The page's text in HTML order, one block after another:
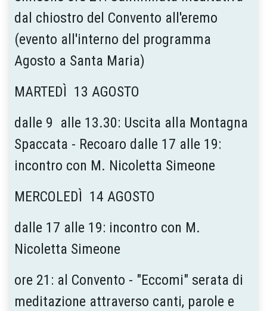
dal chiostro del Convento all'eremo
(evento all'interno del programma
Agosto a Santa Maria)
MARTEDÌ 13 AGOSTO
dalle 9 alle 13.30: Uscita alla Montagna
Spaccata - Recoaro dalle 17 alle 19:
incontro con M. Nicoletta Simeone
MERCOLEDÌ 14 AGOSTO
dalle 17 alle 19: incontro con M.
Nicoletta Simeone
ore 21: al Convento - "Eccomi" serata di
meditazione attraverso canti, parole e